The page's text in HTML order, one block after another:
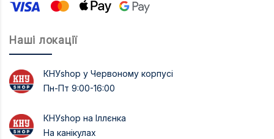
Наші локації
КНУshop у Червоному корпусі
Пн-Пт 9:00-16:00
КНУshop на Іллєнка
На канікулах